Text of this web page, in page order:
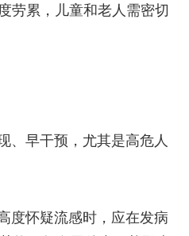
劳累，儿童和老人需密切
、早干预，尤其是高危人
度怀疑流感时，应在发病